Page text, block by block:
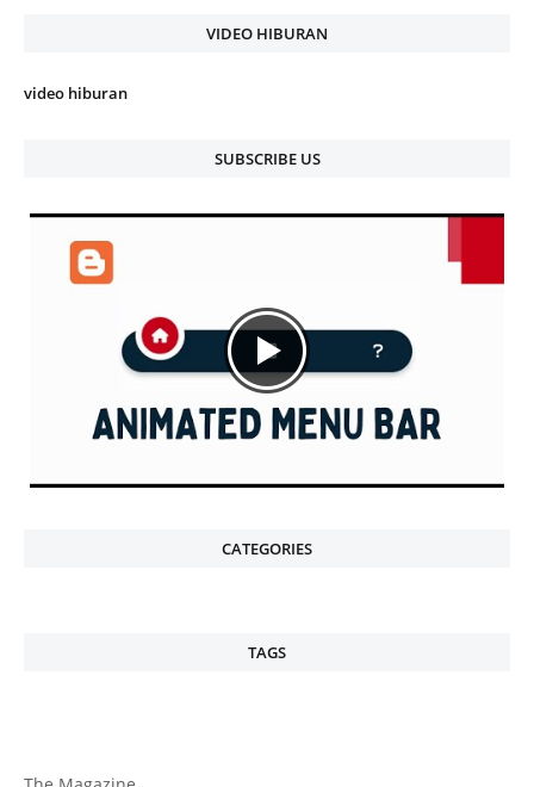
VIDEO HIBURAN
video hiburan
SUBSCRIBE US
CATEGORIES
TAGS